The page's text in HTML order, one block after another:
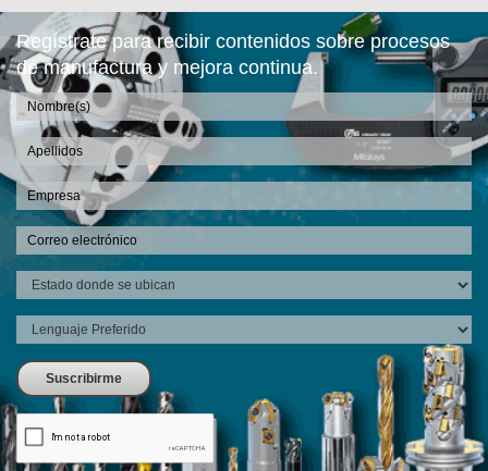
Regístrate para recibir contenidos sobre procesos
de manufactura y mejora continua.